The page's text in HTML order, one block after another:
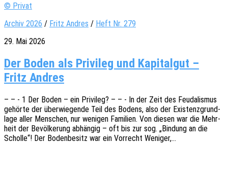
© Privat
Archiv 2026 / Fritz Andres / Heft Nr. 279
29. Mai 2026
Der Boden als Privileg und Kapitalgut –
Fritz Andres
– – - 1 Der Boden – ein Privi­leg? – – - In der Zeit des Feuda­lis­mus
gehör­te der über­wie­gen­de Teil des Bodens, also der Exis­tenz­grund­
la­ge aller Menschen, nur weni­gen Fami­li­en. Von diesen war die Mehr­
heit der Bevöl­ke­rung abhän­gig – oft bis zur sog. „Bindung an die
Schol­le“! Der Boden­be­sitz war ein Vorrecht Weniger,…